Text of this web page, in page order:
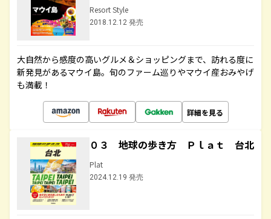
Resort Style
2018.12.12 発売
大自然から感度の高いグルメ＆ショッピングまで、訪れる度に
新発見があるマウイ島。旬のファーム巡りやマウイ産おみやげ
も満載！
詳細を見る
０３ 地球の歩き方 Ｐｌａｔ 台北
Plat
2024.12.19 発売